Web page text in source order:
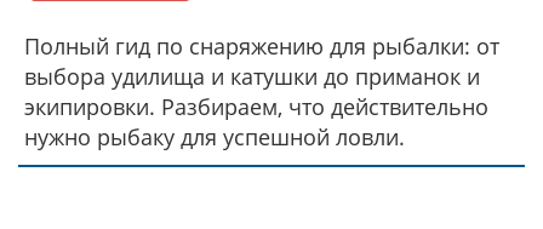
Полный гид по снаряжению для рыбалки: от
выбора удилища и катушки до приманок и
экипировки. Разбираем, что действительно
нужно рыбаку для успешной ловли.